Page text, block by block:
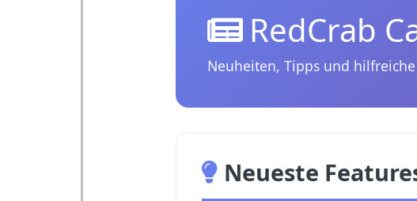
RedCrab
Neuheiten, Tipps und
Neueste